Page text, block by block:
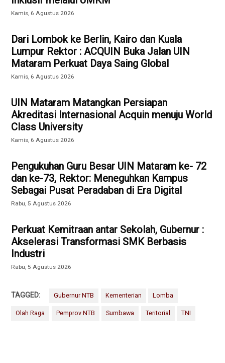
Kamis, 6 Agustus 2026
Dari Lombok ke Berlin, Kairo dan Kuala
Lumpur Rektor : ACQUIN Buka Jalan UIN
Mataram Perkuat Daya Saing Global
Kamis, 6 Agustus 2026
UIN Mataram Matangkan Persiapan
Akreditasi Internasional Acquin menuju World
Class University
Kamis, 6 Agustus 2026
Pengukuhan Guru Besar UIN Mataram ke- 72
dan ke-73, Rektor: Meneguhkan Kampus
Sebagai Pusat Peradaban di Era Digital
Rabu, 5 Agustus 2026
Perkuat Kemitraan antar Sekolah, Gubernur :
Akselerasi Transformasi SMK Berbasis
Industri
Rabu, 5 Agustus 2026
TAGGED: Gubernur NTB Kementerian Lomba
Olah Raga Pemprov NTB Sumbawa Teritorial TNI